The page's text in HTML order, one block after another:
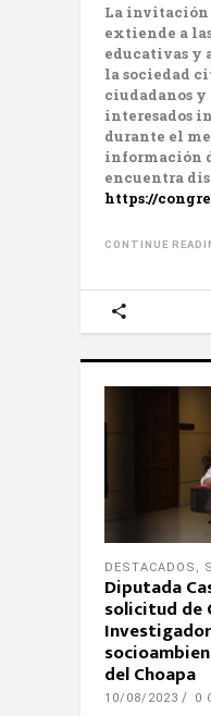
La invitación
extiende a
educativas y
la sociedad
ciudadanos
interesados
durante el
información
encuentra
https://
CONTINUE
DESTACADOS
Diputada
solicitud de
del Choapa
10/08/2023 0